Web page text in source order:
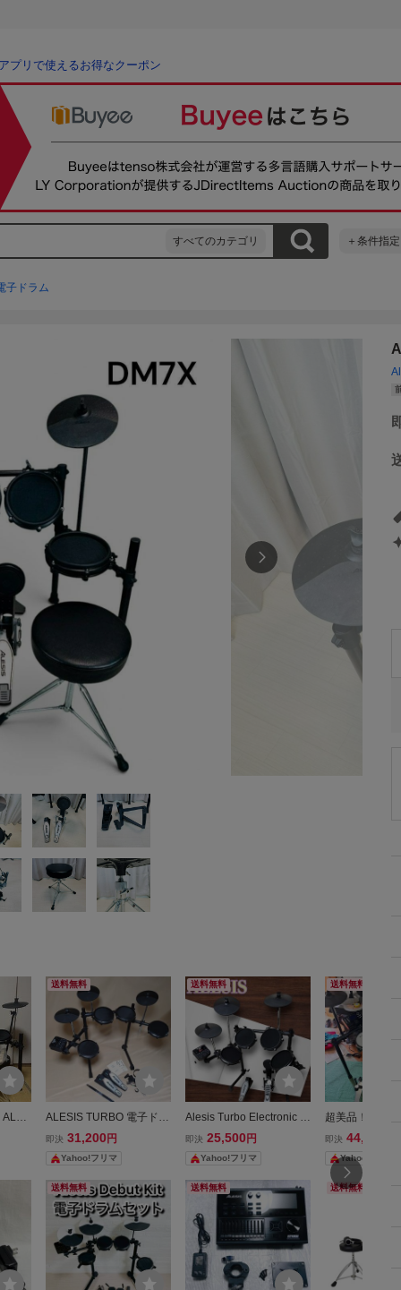
プリで使えるお得なクーポン
すべてのカテゴリ ＋条件指定
子ドラム
送料無料
ALESIS TURBO 電子ドラ
ムセット メッシュヘッ
即決 31,200 円
Yahoo!フリマ
送料無料
送料無料
Alesis Turbo Electronic D
rum Kit 電子ドラム セット
即決 25,500 円
Yahoo!フリマ
送料無料
送料無料
超美品！Ceula
ム 3シンバル仕
即決 44,000
Yahoo!フリマ
送料無料